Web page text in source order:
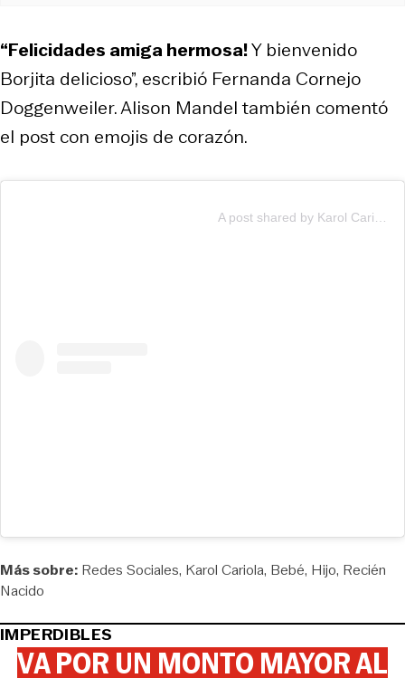
“Felicidades amiga hermosa!Y bienvenido
Borjita delicioso”, escribió Fernanda Cornejo
Doggenweiler. Alison Mandel también comentó
el post con emojis de corazón.
Más sobre: Redes Sociales Karol Cariola Bebé Hijo Recién
Nacido
IMPERDIBLES
VA POR UN MONTO MAYOR AL